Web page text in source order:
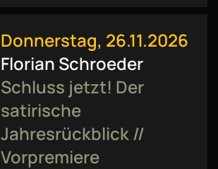
Donnerstag, 26.11.2026
Florian Schroeder
Schluss jetzt! Der
satirische
Jahresrückblick //
Vorpremiere